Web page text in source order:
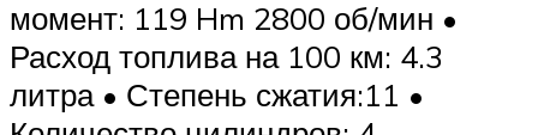
момент: 119 Hm 2800 об/мин •
Расход топлива на 100 км: 4.3
литра • Степень сжатия:11 •